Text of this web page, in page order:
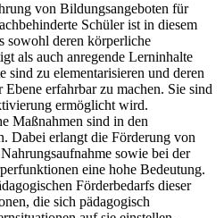
von Bildungsangeboten für
Schüler ist in diesem
sowohl deren körperliche
als auch anregende Lerninhalte
sind zu elementarisieren und deren
erfahrbar zu machen. Sie sind
ermöglicht wird.
Maßnahmen sind in den
Dabei erlangt die Förderung von
sowie bei der
eine hohe Bedeutung.
Förderbedarfs dieser
die sich pädagogisch